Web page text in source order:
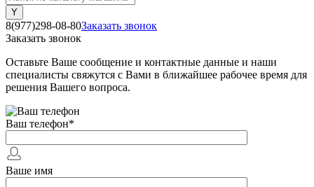
8(977)298-08-80Заказать звонок
Заказать звонок
Оставьте Ваше сообщение и контактные данные и наши
специалисты свяжутся с Вами в ближайшее рабочее время для
решения Вашего вопроса.
Ваш телефон*
Ваше имя